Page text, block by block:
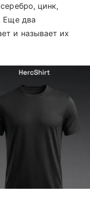
цинк,
Еще два
и называет их